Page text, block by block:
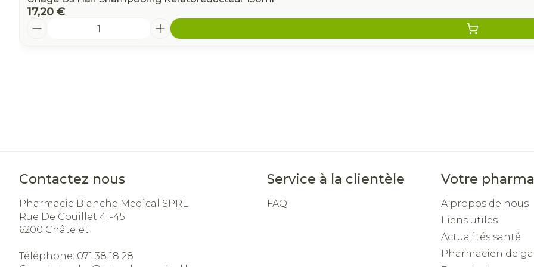
17,20 €
Contactez nous
Pharmacie Blanche Medical SPRL
Rue De Couillet 41-45
6200 Châtelet
Téléphone: 071 38 18 28
Service à la clientèle
FAQ
Votre
A propos de nous
Liens utiles
Actualités santé
Pharmacien de